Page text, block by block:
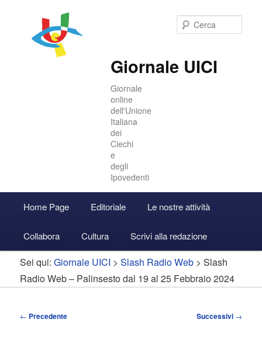
Giornale UICI
Giornale
online
dell'Unione
Italiana
dei
Ciechi
e
degli
Ipovedenti
principale
Vai
al
contenuto
Vai
al
contenuto
Accedi
Home Page Editoriale Le nostre attività
Collabora Cultura Scrivi alla redazione
Sei qui:Giornale UICI >Slash Radio Web > Slash
Radio Web – Palinsesto dal 19 al 25 Febbraio 2024
Navigazione
← Precedente Successivi →